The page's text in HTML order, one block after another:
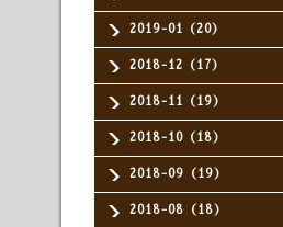
2019-01（20）
2018-12（17）
2018-11（19）
2018-10（18）
2018-09（19）
2018-08（18）